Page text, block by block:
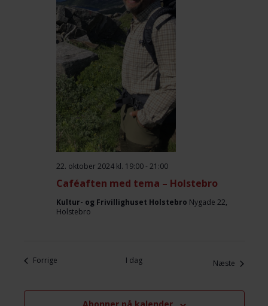
Caféaften med tema – Holstebro
22. oktober 2024 kl. 19:00- 21:00
Kultur- og Frivillighuset Holstebro Nygade 22,
Holstebro
ForrigeBegivenheder I dag Næste